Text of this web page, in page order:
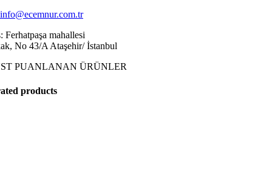
info@ecemnur.com.tr
Ferhatpaşa mahallesi
No 43/A Ataşehir/ İstanbul
PUANLANAN ÜRÜNLER
products